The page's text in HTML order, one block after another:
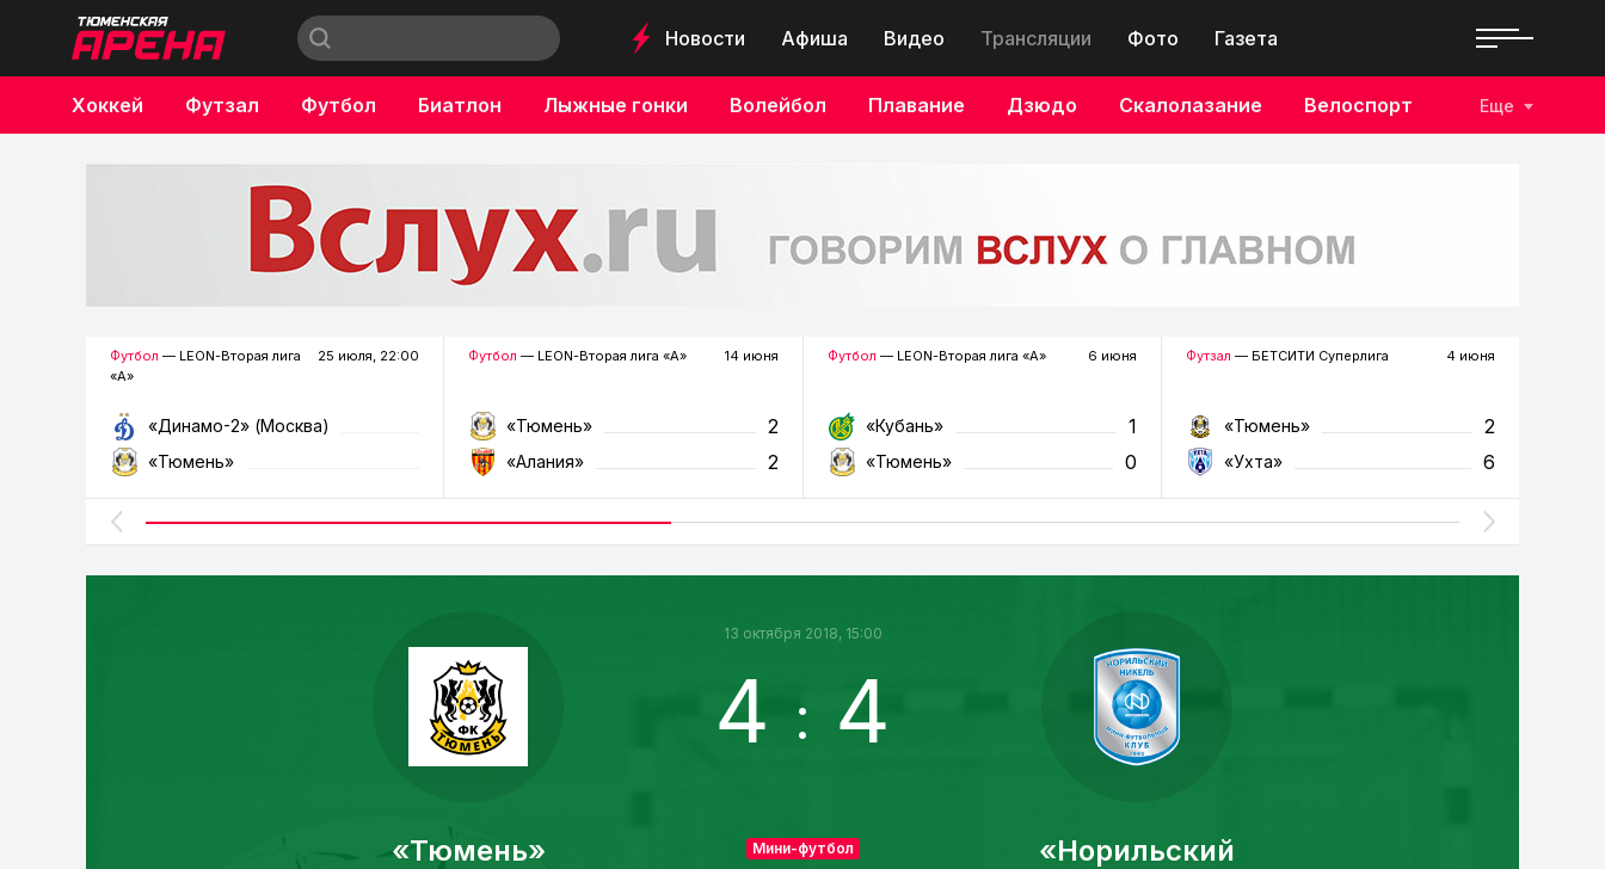
Новости Афиша Видео Трансляции Фото Газета
Хоккей Футзал Футбол Биатлон Лыжные гонки Волейбол Плавание Дзюдо Скалолазание Велоспорт
Бокс
Еще
Футбол — LEON-Вторая лига
«А»
25 июля, 22:00
«Динамо-2» (Москва)
«Тюмень»
Футбол — LEON-Вторая лига «А» 14 июня
«Тюмень» 2
«Алания» 2
Футбол — LEON-Вторая лига «А» 6 июня
«Кубань» 1
«Тюмень» 0
Футзал — БЕТСИТИ Суперлига 4 июня
«Тюмень» 2
«Ухта» 6
«Тюмень»
13 октября 2018, 15:00
4 : 4
Мини-футбол
«Норильский